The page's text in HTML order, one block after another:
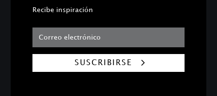
Recibe inspiración
SUSCRIBIRSE